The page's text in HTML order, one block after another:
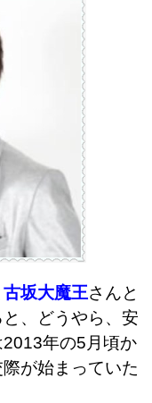
古坂大魔王さんと
、どうやら、安
年の5月頃か
が始まっていた